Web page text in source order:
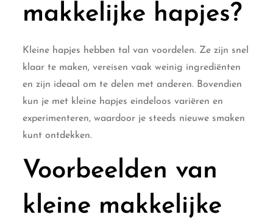
makkelijke hapjes?
Kleine hapjes hebben tal van voordelen. Ze zijn snel
klaar te maken, vereisen vaak weinig ingrediënten
en zijn ideaal om te delen met anderen. Bovendien
kun je met kleine hapjes eindeloos variëren en
experimenteren, waardoor je steeds nieuwe smaken
kunt ontdekken.
Voorbeelden van
kleine makkelijke